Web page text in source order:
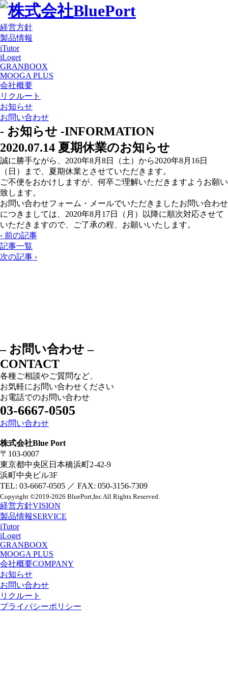
経営方針
製品情報
iTutor
iLoget
GRANBOOX
MOOGA PLUS
会社概要
リクルート
お知らせ
お問い合わせ
- お知らせ -INFORMATION
2020.07.14 夏期休業のお知らせ
誠に勝手ながら、2020年8月8日（土）から2020年8月16日
（日）まで、夏期休業とさせていただきます。
ご不便をおかけしますが、何卒ご理解いただきますようお願い
致します。
お問い合わせフォーム・メールでいただきましたお問い合わせ
につきましては、2020年8月17日（月）以降に順次対応させて
いただきますので、ご了承の程、お願いいたします。
‹ 前の記事
記事一覧
次の記事 ›
– お問い合わせ –
CONTACT
各種ご相談やご質問など、
お気軽にお問い合わせください
お電話でのお問い合わせ
03-6667-0505
お問い合わせ
株式会社Blue Port
〒103-0007
東京都中央区日本橋浜町2-42-9
浜町中央ビル3F
TEL: 03-6667-0505 ／ FAX: 050-3156-7309
Copyright ©2019-2026 BluePort,IncAll Rights Reserved.
経営方針VISION
製品情報SERVICE
iTutor
iLoget
GRANBOOX
MOOGA PLUS
会社概要COMPANY
お知らせ
お問い合わせ
リクルート
プライバシーポリシー